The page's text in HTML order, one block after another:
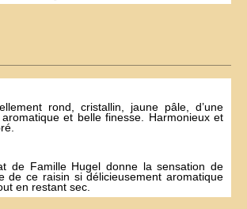
rond, cristallin, jaune pâle, d’une
et belle finesse. Harmonieux et
de Famille Hugel donne la sensation de
de ce raisin si délicieusement aromatique
en restant sec.